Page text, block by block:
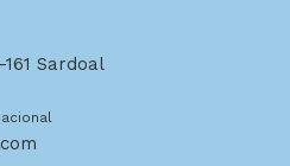
Sardoal